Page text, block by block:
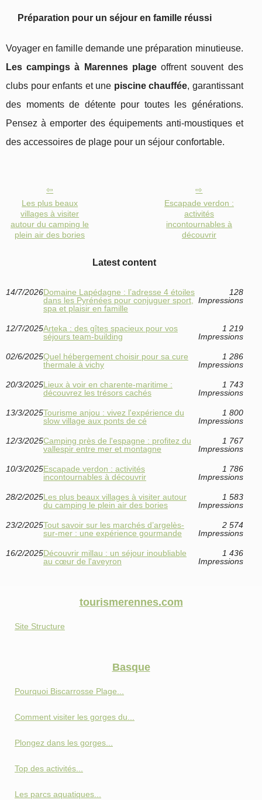
Préparation pour un séjour en famille réussi
Voyager en famille demande une préparation minutieuse.
Les campings à Marennes plageoffrent souvent des
clubs pour enfants et une piscine chauffée, garantissant
des moments de détente pour toutes les générations.
Pensez à emporter des équipements anti-moustiques et
des accessoires de plage pour un séjour confortable.
Les plus beaux
villages à visiter
autour du camping le
plein air des bories
Escapade verdon :
activités
incontournables à
découvrir
Latest content
14/7/2026Domaine Lapédagne : l’adresse 4 étoiles
dans les Pyrénées pour conjuguer sport,
spa et plaisir en famille
128
Impressions
12/7/2025Arteka : des gîtes spacieux pour vos
séjours team-building
1 219
Impressions
02/6/2025Quel hébergement choisir pour sa cure
thermale à vichy
1 286
Impressions
20/3/2025Lieux à voir en charente-maritime :
découvrez les trésors cachés
1 743
Impressions
13/3/2025Tourisme anjou : vivez l'expérience du
slow village aux ponts de cé
1 800
Impressions
12/3/2025Camping près de l'espagne : profitez du
vallespir entre mer et montagne
1 767
Impressions
10/3/2025Escapade verdon : activités
incontournables à découvrir
1 786
Impressions
28/2/2025Les plus beaux villages à visiter autour
du camping le plein air des bories
1 583
Impressions
23/2/2025Tout savoir sur les marchés d’argelès-
sur-mer : une expérience gourmande
2 574
Impressions
16/2/2025Découvrir millau : un séjour inoubliable
au cœur de l'aveyron
1 436
Impressions
tourismerennes.com
Site Structure
Basque
Pourquoi Biscarrosse Plage...
Comment visiter les gorges du...
Plongez dans les gorges...
Top des activités...
Les parcs aquatiques...